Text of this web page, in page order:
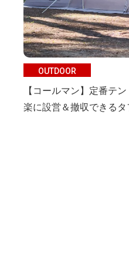
OUTDOOR
【コールマン】定番テ
楽に設営＆撤収できる